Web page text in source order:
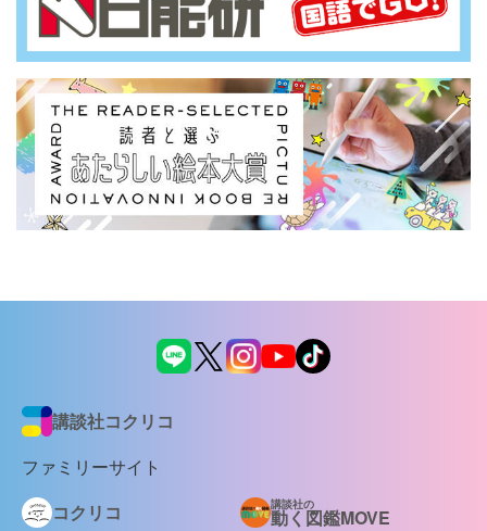
講談社コクリコ
ファミリーサイト
コクリコ
講談社の
動く図鑑MOVE